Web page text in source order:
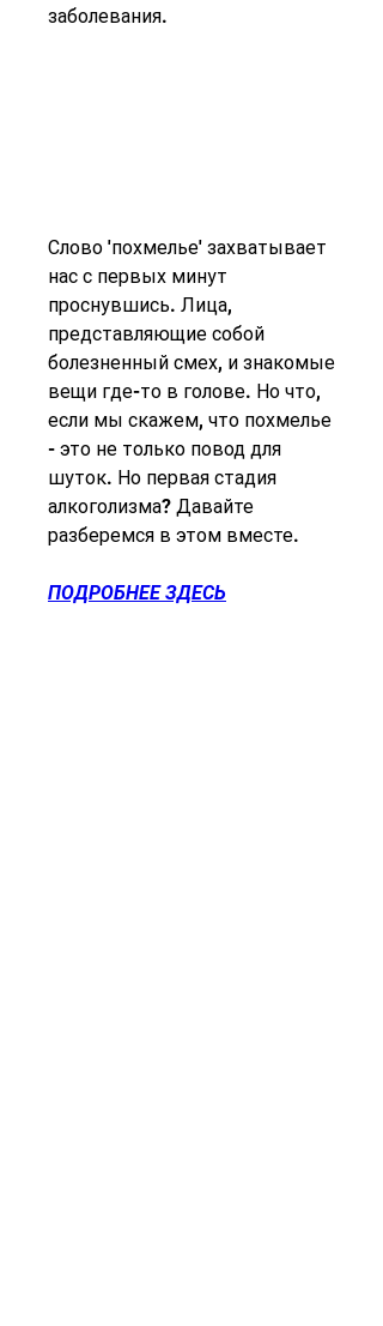
заболевания.
Слово 'похмелье' захватывает
нас с первых минут
проснувшись. Лица,
представляющие собой
болезненный смех, и знакомые
вещи где-то в голове. Но что,
если мы скажем, что похмелье
- это не только повод для
шуток. Но первая стадия
алкоголизма? Давайте
разберемся в этом вместе.
ПОДРОБНЕЕ ЗДЕСЬ